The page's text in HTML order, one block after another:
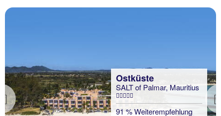
Previous
Ostküste
SALT of Palmar, Mauritius
91 % Weiterempfehlung